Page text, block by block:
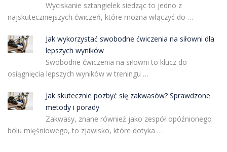
Wyciskanie sztangielek siedząc to jedno z
najskuteczniejszych ćwiczeń, które można włączyć do …
Jak wykorzystać swobodne ćwiczenia na siłowni dla
lepszych wyników
Swobodne ćwiczenia na siłowni to klucz do
osiągnięcia lepszych wyników w treningu …
Jak skutecznie pozbyć się zakwasów? Sprawdzone
metody i porady
Zakwasy, znane również jako zespół opóźnionego
bólu mięśniowego, to zjawisko, które dotyka …